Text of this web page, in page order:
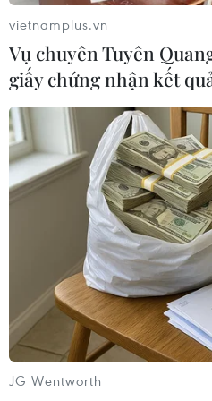
Nha Trang,giá trị của số
đồng. Đây cũng sẽ là
sửdụng rộng rãi trong dự
Trang. Dự án đô thị này
trong việc đưa các thiết
kiệm năng lượng
trúc tối ưu hóa hệ thống
chúng tôidành tới 30%
diện tích cây xanh và
- Đó là ở tầm vĩ mô,
trái đất, hướng tớimột
‘‘xanh’’ là công việc
phải?
vietnamplus.vn
Vụ chuyên Tuyên
giấy chứng nhận kết
JG Wentworth